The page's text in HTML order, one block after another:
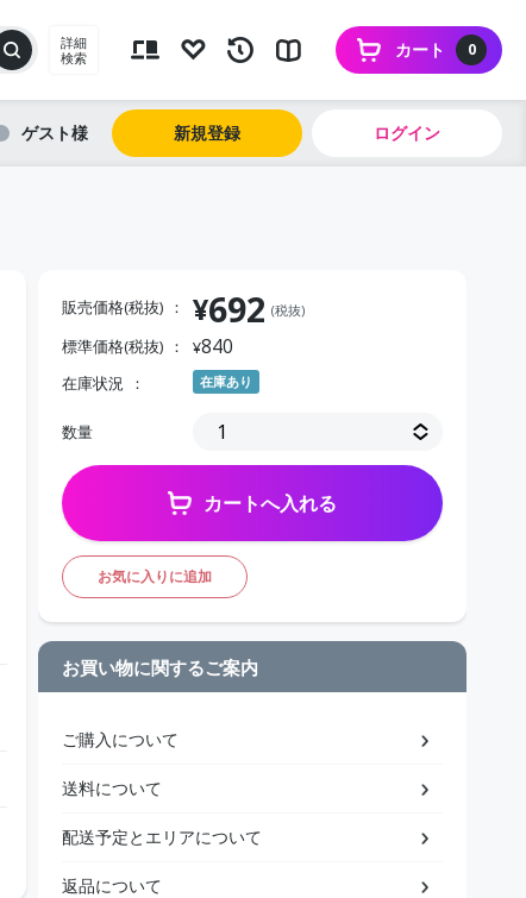
詳細
検索
0
カート
ゲスト 新規登録 ログイン
販売価格(税抜) ¥692 (税抜)
標準価格(税抜) ¥840
在庫状況 在庫あり
数量
カートへ入れる
お気に入りに追加
お買い物に関するご案内
ご購入について
送料について
配送予定とエリアについて
返品について